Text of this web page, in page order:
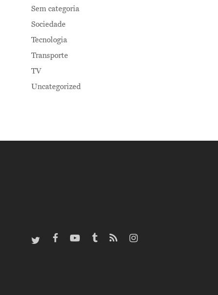
Sem categoria
Sociedade
Tecnologia
Transporte
TV
Uncategorized